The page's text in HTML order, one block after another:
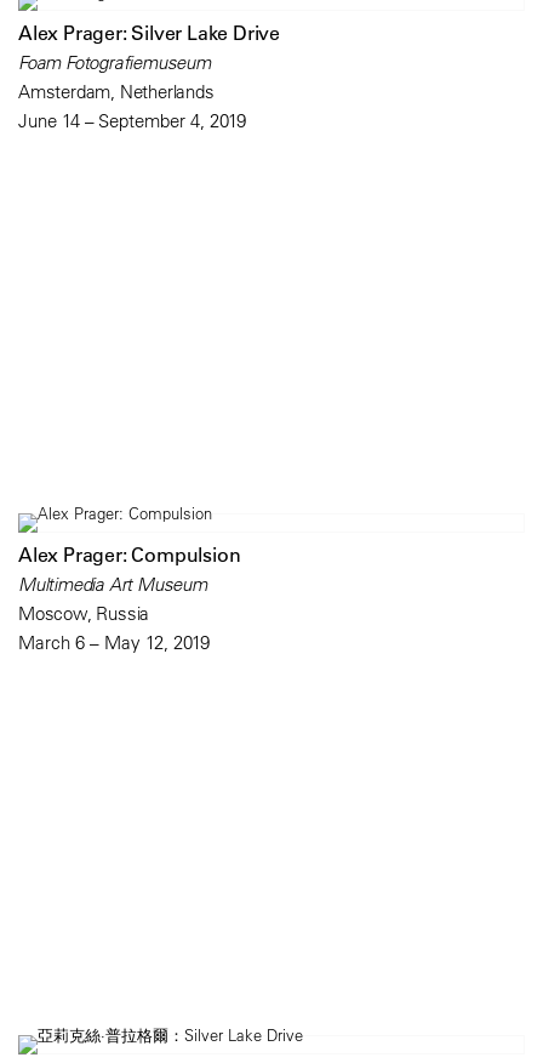
Alex Prager: Silver Lake Drive
Foam Fotografiemuseum
Amsterdam, Netherlands
June 14 – September 4, 2019
Alex Prager: Compulsion
Multimedia Art Museum
Moscow, Russia
March 6 – May 12, 2019